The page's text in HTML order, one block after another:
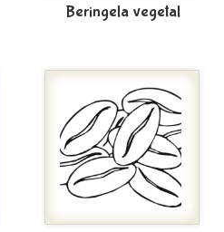
Beringela vegetal